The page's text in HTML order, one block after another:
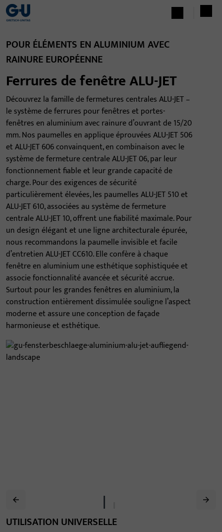
POUR ÉLÉMENTS EN ALUMINIUM AVEC
RAINURE EUROPÉENNE
Ferrures de fenêtre ALU-JET
Découvrez la famille de fermetures centrales ALU-JET –
le système de ferrures pour fenêtres et portes-
fenêtres en aluminium avec rainure d’ouvrant de 15/20
mm. Nos paumelles en applique éprouvées ALU-JET 506
et ALU-JET 606 convainquent, en combinaison avec le
système de fermeture centrale ALU-JET 06, par leur
fonctionnement fiable et leur grande capacité de
charge. Pour des exigences de sécurité
particulièrement élevées, les paumelles ALU-JET 510 et
ALU-JET 610, associées au système de fermeture
centrale ALU-JET 10, offrent une fiabilité maximale. Pour
un design élégant et une ligne architecturale épurée,
nous recommandons la paumelle invisible et facile
d’entretien ALU-JET CC610. Elle confère à chaque
fenêtre en aluminium une esthétique sophistiquée et
associe fonctionnalité avancée et sécurité accrue.
Surtout pour les grandes fenêtres en aluminium, la
construction entièrement dissimulée souligne l’aspect
moderne et assure une conception de façade
harmonieuse et esthétique.
UTILISATION UNIVERSELLE